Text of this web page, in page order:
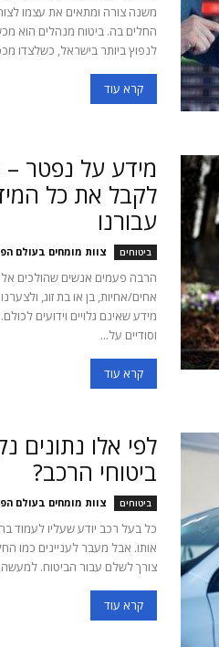
משנה צורה ומתאים את עצמו
החלים בה. ביטוח מנהלים הוא
לנפוץ ביותר בישראל, כשלצדו
קרא עוד
מידע על נפטר –
לקבל את כל
עבורנו
ביטוחים צוות מומחים בעולם
הרבה פעמים אנשים שהולכים אל
אחים/אחיות, בן או בת זוג,
מידע שאינם גלויים וידועים
וסודיים על...
קרא עוד
לפי אלו נתונים
ביטוחי הרכב?
ביטוחים צוות מומחים בעולם
כל בעל רכב יודע שעליו לעמוד
אותו. אבל מעבר לעניינים כמו
צורך לשלם עבור הביטוח.
קרא עוד